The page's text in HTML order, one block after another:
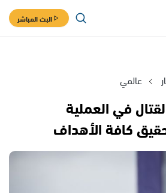
البث المباشر
عالمي
في العملية
كافة الأهداف